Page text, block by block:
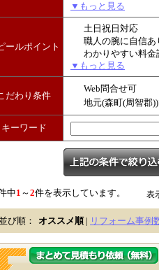
▼もっと見る
ールポイント
土日祝日対応
職人の腕に自信あ
わかりやすい料金
▼もっと見る
だわり条件
Web問合せ可
地元(森町(周智郡
キーワード
中1 ～2件を表示しています。 表
び順： オススメ順 | リフォーム事例